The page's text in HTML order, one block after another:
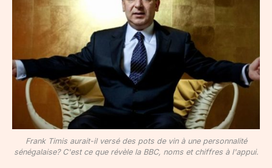
Frank Timis aurait-il versé des pots de vin à une personnalité
sénégalaise? C'est ce que révèle la BBC, noms et chiffres à l'appui.